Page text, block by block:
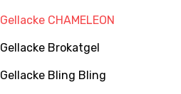
Gellacke CHAMELEON
Gellacke Brokatgel
Gellacke Bling Bling